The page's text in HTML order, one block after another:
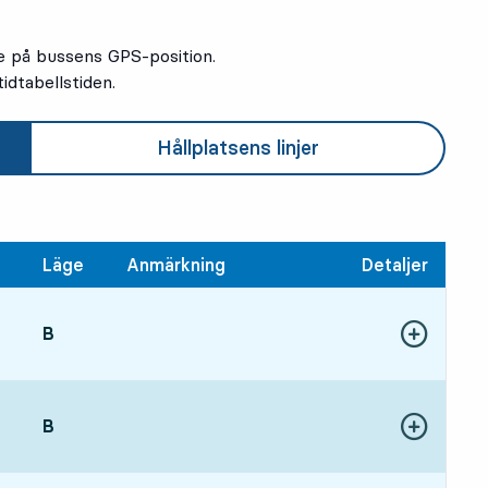
bussens GPS-position.
Hållplatsens linjer
Läge Anmärkning Detaljer
LÄGE,
B Visa fler
LÄGE,
B Visa fler